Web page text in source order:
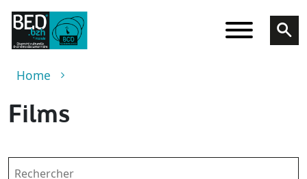
Skip to main content
Breadcrumb
Home
Films